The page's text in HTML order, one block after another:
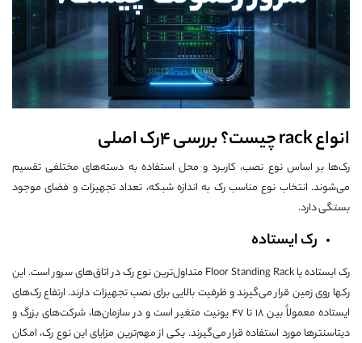
انواع rack چیست؟ بررسی 4رک اصلی
رک‌ها بر اساس نوع نصب، کاربرد و محل استفاده به دسته‌های مختلفی تقسیم
می‌شوند. انتخاب نوع مناسب رک به اندازه شبکه، تعداد تجهیزات و فضای موجود
بستگی دارد.
رک ایستاده
رک ایستاده یا Floor Standing Rack متداول‌ترین نوع رک در اتاق‌های سرور است. این
رکها روی زمین قرار می‌گیرند و ظرفیت بالایی برای نصب تجهیزات دارند. ارتفاع رک‌های
ایستاده معمولاً بین 18 تا 47 یونیت متغیر است و در سازمان‌ها، شرکت‌های بزرگ و
دیتاسنترها مورد استفاده قرار می‌گیرند. یکی از مهم‌ترین مزایای این نوع رک، امکان